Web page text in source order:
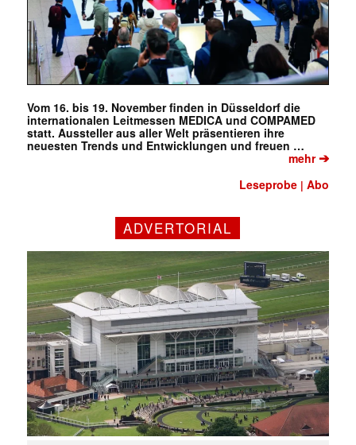
Vom 16. bis 19. November finden in Düsseldorf die
internationalen Leitmessen MEDICA und COMPAMED
statt. Aussteller aus aller Welt präsentieren ihre
neuesten Trends und Entwicklungen und freuen …
mehr➔
Leseprobe |Abo
ADVERTORIAL